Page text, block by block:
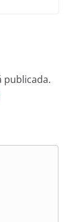
publicada.